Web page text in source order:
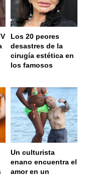
Los 20 peores
desastres de la
cirugía estética en
los famosos
Un culturista
enano encuentra el
amor en un